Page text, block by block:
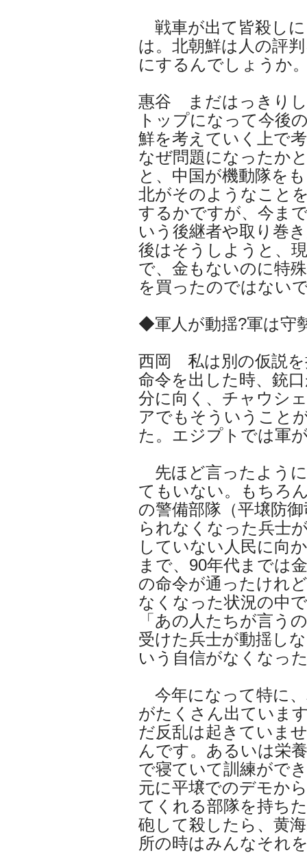
戦車が出て皆殺し
は。北朝鮮は人の評
にするんでしょうか
惠谷 まだはっきりし
トップになって今後
鮮を考えていく上で
なぜ問題になったか
と、中国が機動隊を
北がそのようなこと
するかですが、今ま
いう後継者や取り巻
後はそうしようと、
で、金もないのに特
を買ったのではない
◆軍人が動揺?軍は守
西岡 私は別の仮説を
命令を出した時、銃
分に向く、チャウシ
アでもそういうこと
た。エジプトでは軍
先ほど言ったよう
てもいない。もちろ
の警備部隊（平壌防
られなくなった兵士
していない人民に向
まで、90年代までは
の命令が通ったけれ
なくなった状況の中
「あの人たちが言う
受けた兵士が動揺し
いう自信がなくなっ
今年になって特に
がたくさん出ていま
だ反乱は起きていま
んです。あるいは栄
で寝ていて訓練がで
元に平壌でのデモか
てくれる部隊を持ち
砲して殺したら、黄
所の時はみんなそれ